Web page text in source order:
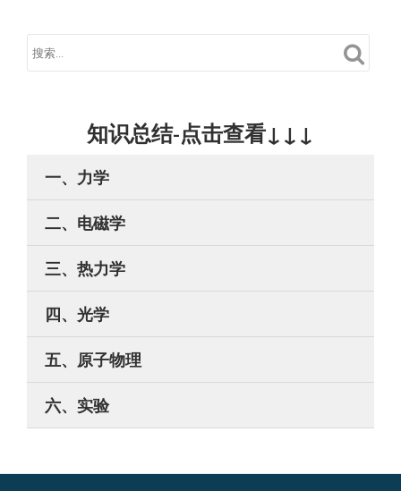
知识总结-点击查看↓↓↓
一、力学
二、电磁学
三、热力学
四、光学
五、原子物理
六、实验